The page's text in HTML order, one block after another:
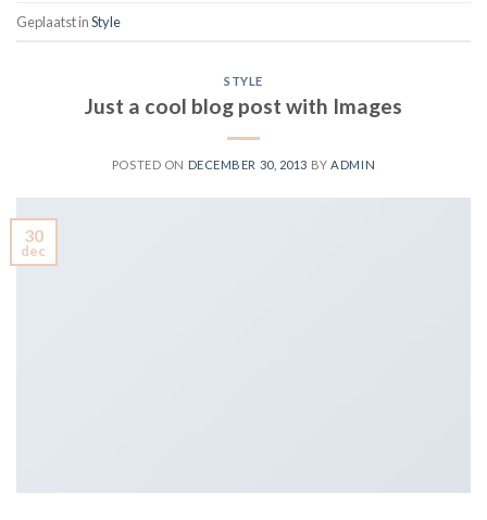
Geplaatst inStyle
STYLE
Just a cool blog post with Images
POSTED ON DECEMBER 30, 2013 BYADMIN
30
dec